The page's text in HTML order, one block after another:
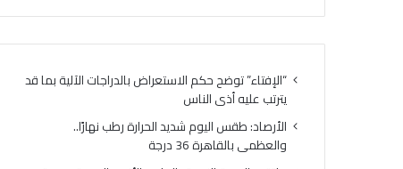
سببا
“الإفتاء” توضح حكم الاستعراض بالدراجات الآلية بما قد
يترتب عليه أذى الناس
الأرصاد: طقس اليوم شديد الحرارة رطب نهارًا..
والعظمى بالقاهرة 36 درجة